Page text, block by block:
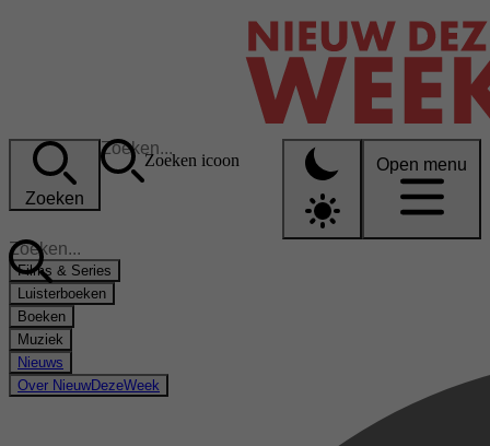
Zoeken
Zoeken icoon Open menu
Films & Series
Luisterboeken
Boeken
Muziek
Nieuws
Over NieuwDezeWeek